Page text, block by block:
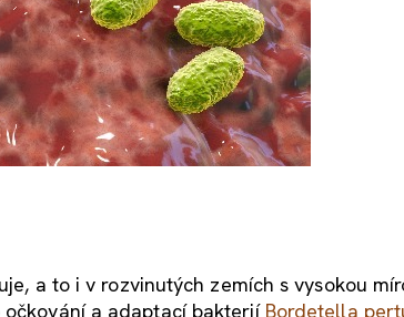
a to i v rozvinutých zemích s vysokou
očkování a adaptací bakterií Bordetella